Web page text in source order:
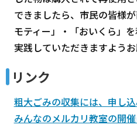
できましたら、市民の皆様
モティー」・「おいくら」
実践していただきますようお
リンク
粗大ごみの収集には、申し込
みんなのメルカリ教室の開